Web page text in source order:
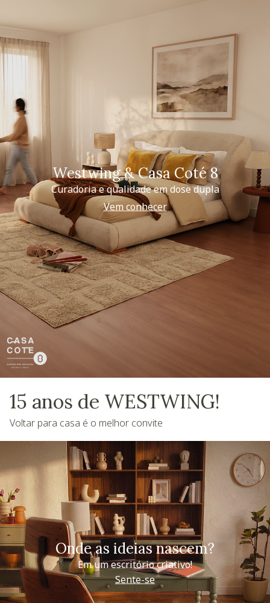
Westwing & Casa Coté 8
Curadoria e qualidade em dose dupla
Vem conhecer
15 anos de WESTWING!
Voltar para casa é o melhor convite
Onde as ideias nascem?
Em um escritório criativo!
Sente-se